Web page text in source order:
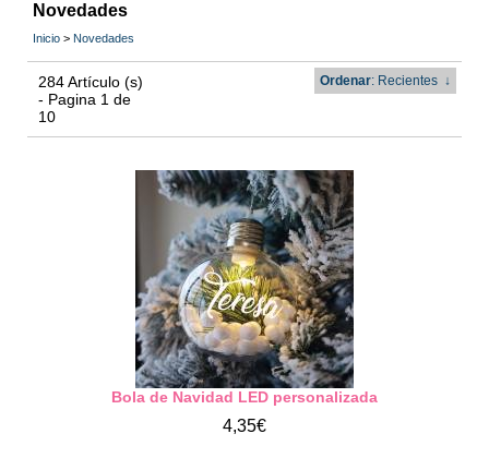
Novedades
Inicio > Novedades
284 Artículo (s)
- Pagina 1 de
10
Ordenar: Recientes↓
Bola de Navidad LED personalizada
4,35€